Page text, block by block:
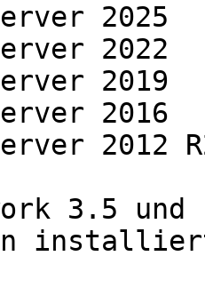
2025
2022
2019
2016
2012
3.5